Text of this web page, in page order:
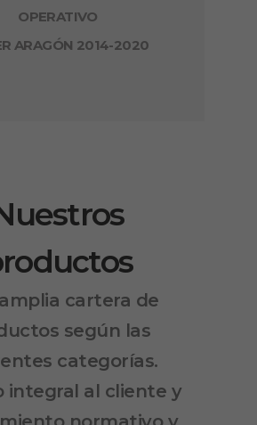
OPERATIVO
ARAGÓN 2014-2020
cartera de
según las
categorías.
integral al cliente y